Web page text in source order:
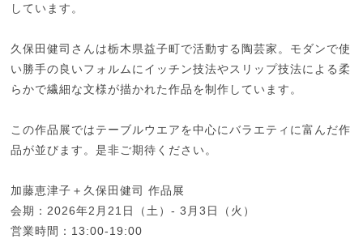
しています。
久保田健司さんは栃木県益子町で活動する陶芸家。モダンで使
い勝手の良いフォルムにイッチン技法やスリップ技法による柔
らかで繊細な文様が描かれた作品を制作しています。
この作品展ではテーブルウエアを中心にバラエティに富んだ作
品が並びます。是非ご期待ください。
加藤恵津子＋久保田健司 作品展
会期：2026年2月21日（土）- 3月3日（火）
営業時間：13:00-19:00